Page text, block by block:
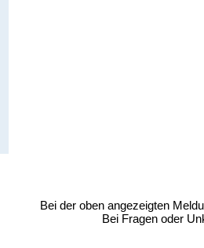
Bei der oben angezeigten
Bei Fragen oder